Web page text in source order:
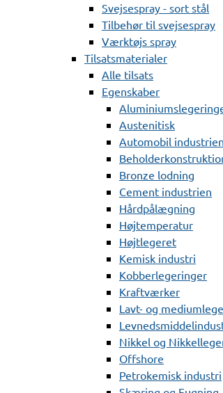
Svejsespray - sort stål
Tilbehør til svejsespray
Værktøjs spray
Tilsatsmaterialer
Alle tilsats
Egenskaber
Austenitisk
Automobil industrien
Bronze lodning
Cement industrien
Hårdpålægning
Højtemperatur
Højtlegeret
Kemisk industri
Kobberlegeringer
Kraftværker
Lavt- og
Nikkel og
Offshore
Petrokemisk industri